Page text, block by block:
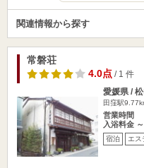
関連情報から探す
常磐荘
4.0点/ 1 件
愛媛県 /
田窪駅
営業時間
入浴料金 ～
宿泊 エス